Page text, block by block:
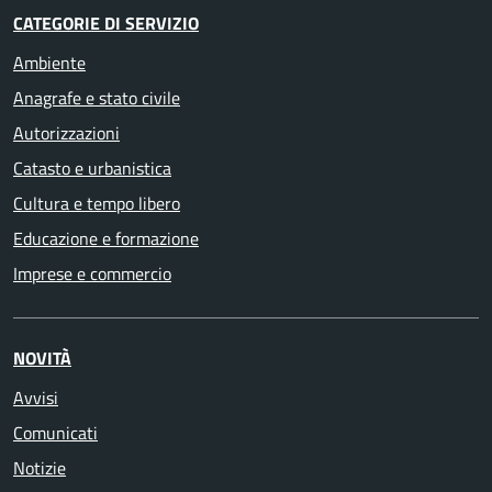
CATEGORIE DI SERVIZIO
Ambiente
Anagrafe e stato civile
Autorizzazioni
Catasto e urbanistica
Cultura e tempo libero
Educazione e formazione
Imprese e commercio
NOVITÀ
Avvisi
Comunicati
Notizie